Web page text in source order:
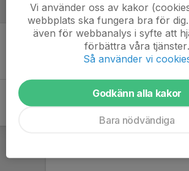
Referat
Inget referat skrivet
Vi använder oss av kakor
webbplats ska fungera bra för
även för webbanalys i syfte att
förbättra våra tjänster.
Så använder vi
Godkänn alla kakor
Bara nödvändiga